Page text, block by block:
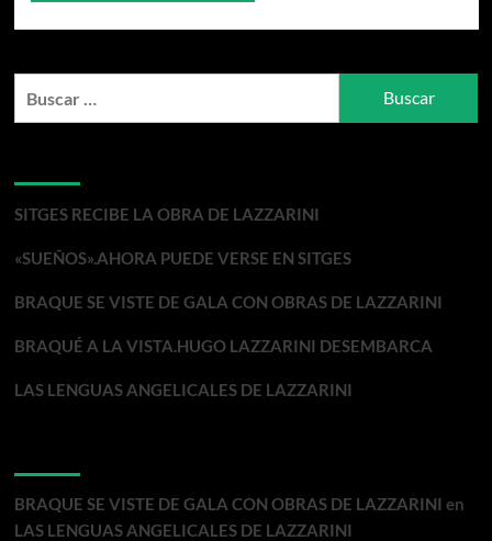
SITGES RECIBE LA OBRA DE LAZZARINI
«SUEÑOS».AHORA PUEDE VERSE EN SITGES
BRAQUE SE VISTE DE GALA CON OBRAS DE LAZZARINI
BRAQUÉ A LA VISTA.HUGO LAZZARINI DESEMBARCA
LAS LENGUAS ANGELICALES DE LAZZARINI
BRAQUE SE VISTE DE GALA CON OBRAS DE LAZZARINI en
LAS LENGUAS ANGELICALES DE LAZZARINI